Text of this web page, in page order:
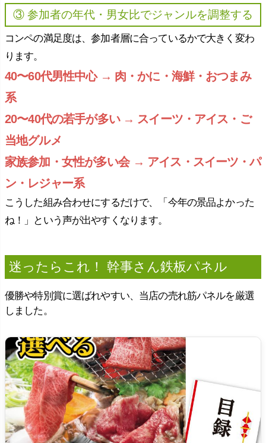
③ 参加者の年代・男女比でジャンルを調整する
コンペの満足度は、参加者層に合っているかで大きく変わ
ります。
40〜60代男性中心 → 肉・かに・海鮮・おつまみ
系
20〜40代の若手が多い → スイーツ・アイス・ご
当地グルメ
家族参加・女性が多い会 → アイス・スイーツ・パ
ン・レジャー系
こうした組み合わせにするだけで、「今年の景品よかった
ね！」という声が出やすくなります。
迷ったらこれ！ 幹事さん鉄板パネル
優勝や特別賞に選ばれやすい、当店の売れ筋パネルを厳選
しました。